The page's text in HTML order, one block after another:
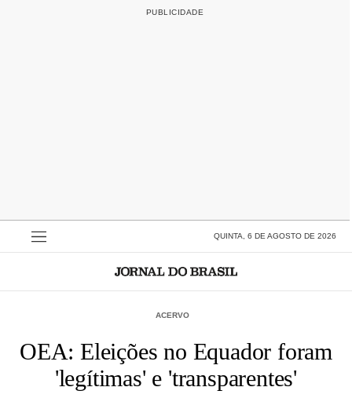
QUINTA, 6 DE AGOSTO DE 2026
ACERVO
OEA: Eleições no Equador foram
'legítimas' e 'transparentes'